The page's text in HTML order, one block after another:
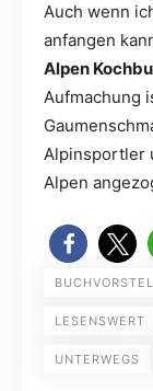
Auch wenn
anfangen
Alpen
Aufmachung
Alpinsportler
Alpen
LESENSWERT
UNTERWEGS